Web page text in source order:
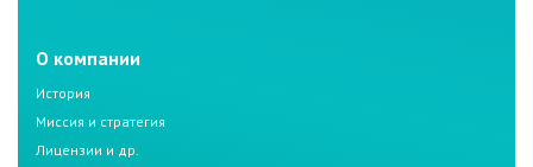
О компании
История
Миссия и стратегия
Лицензии и др.